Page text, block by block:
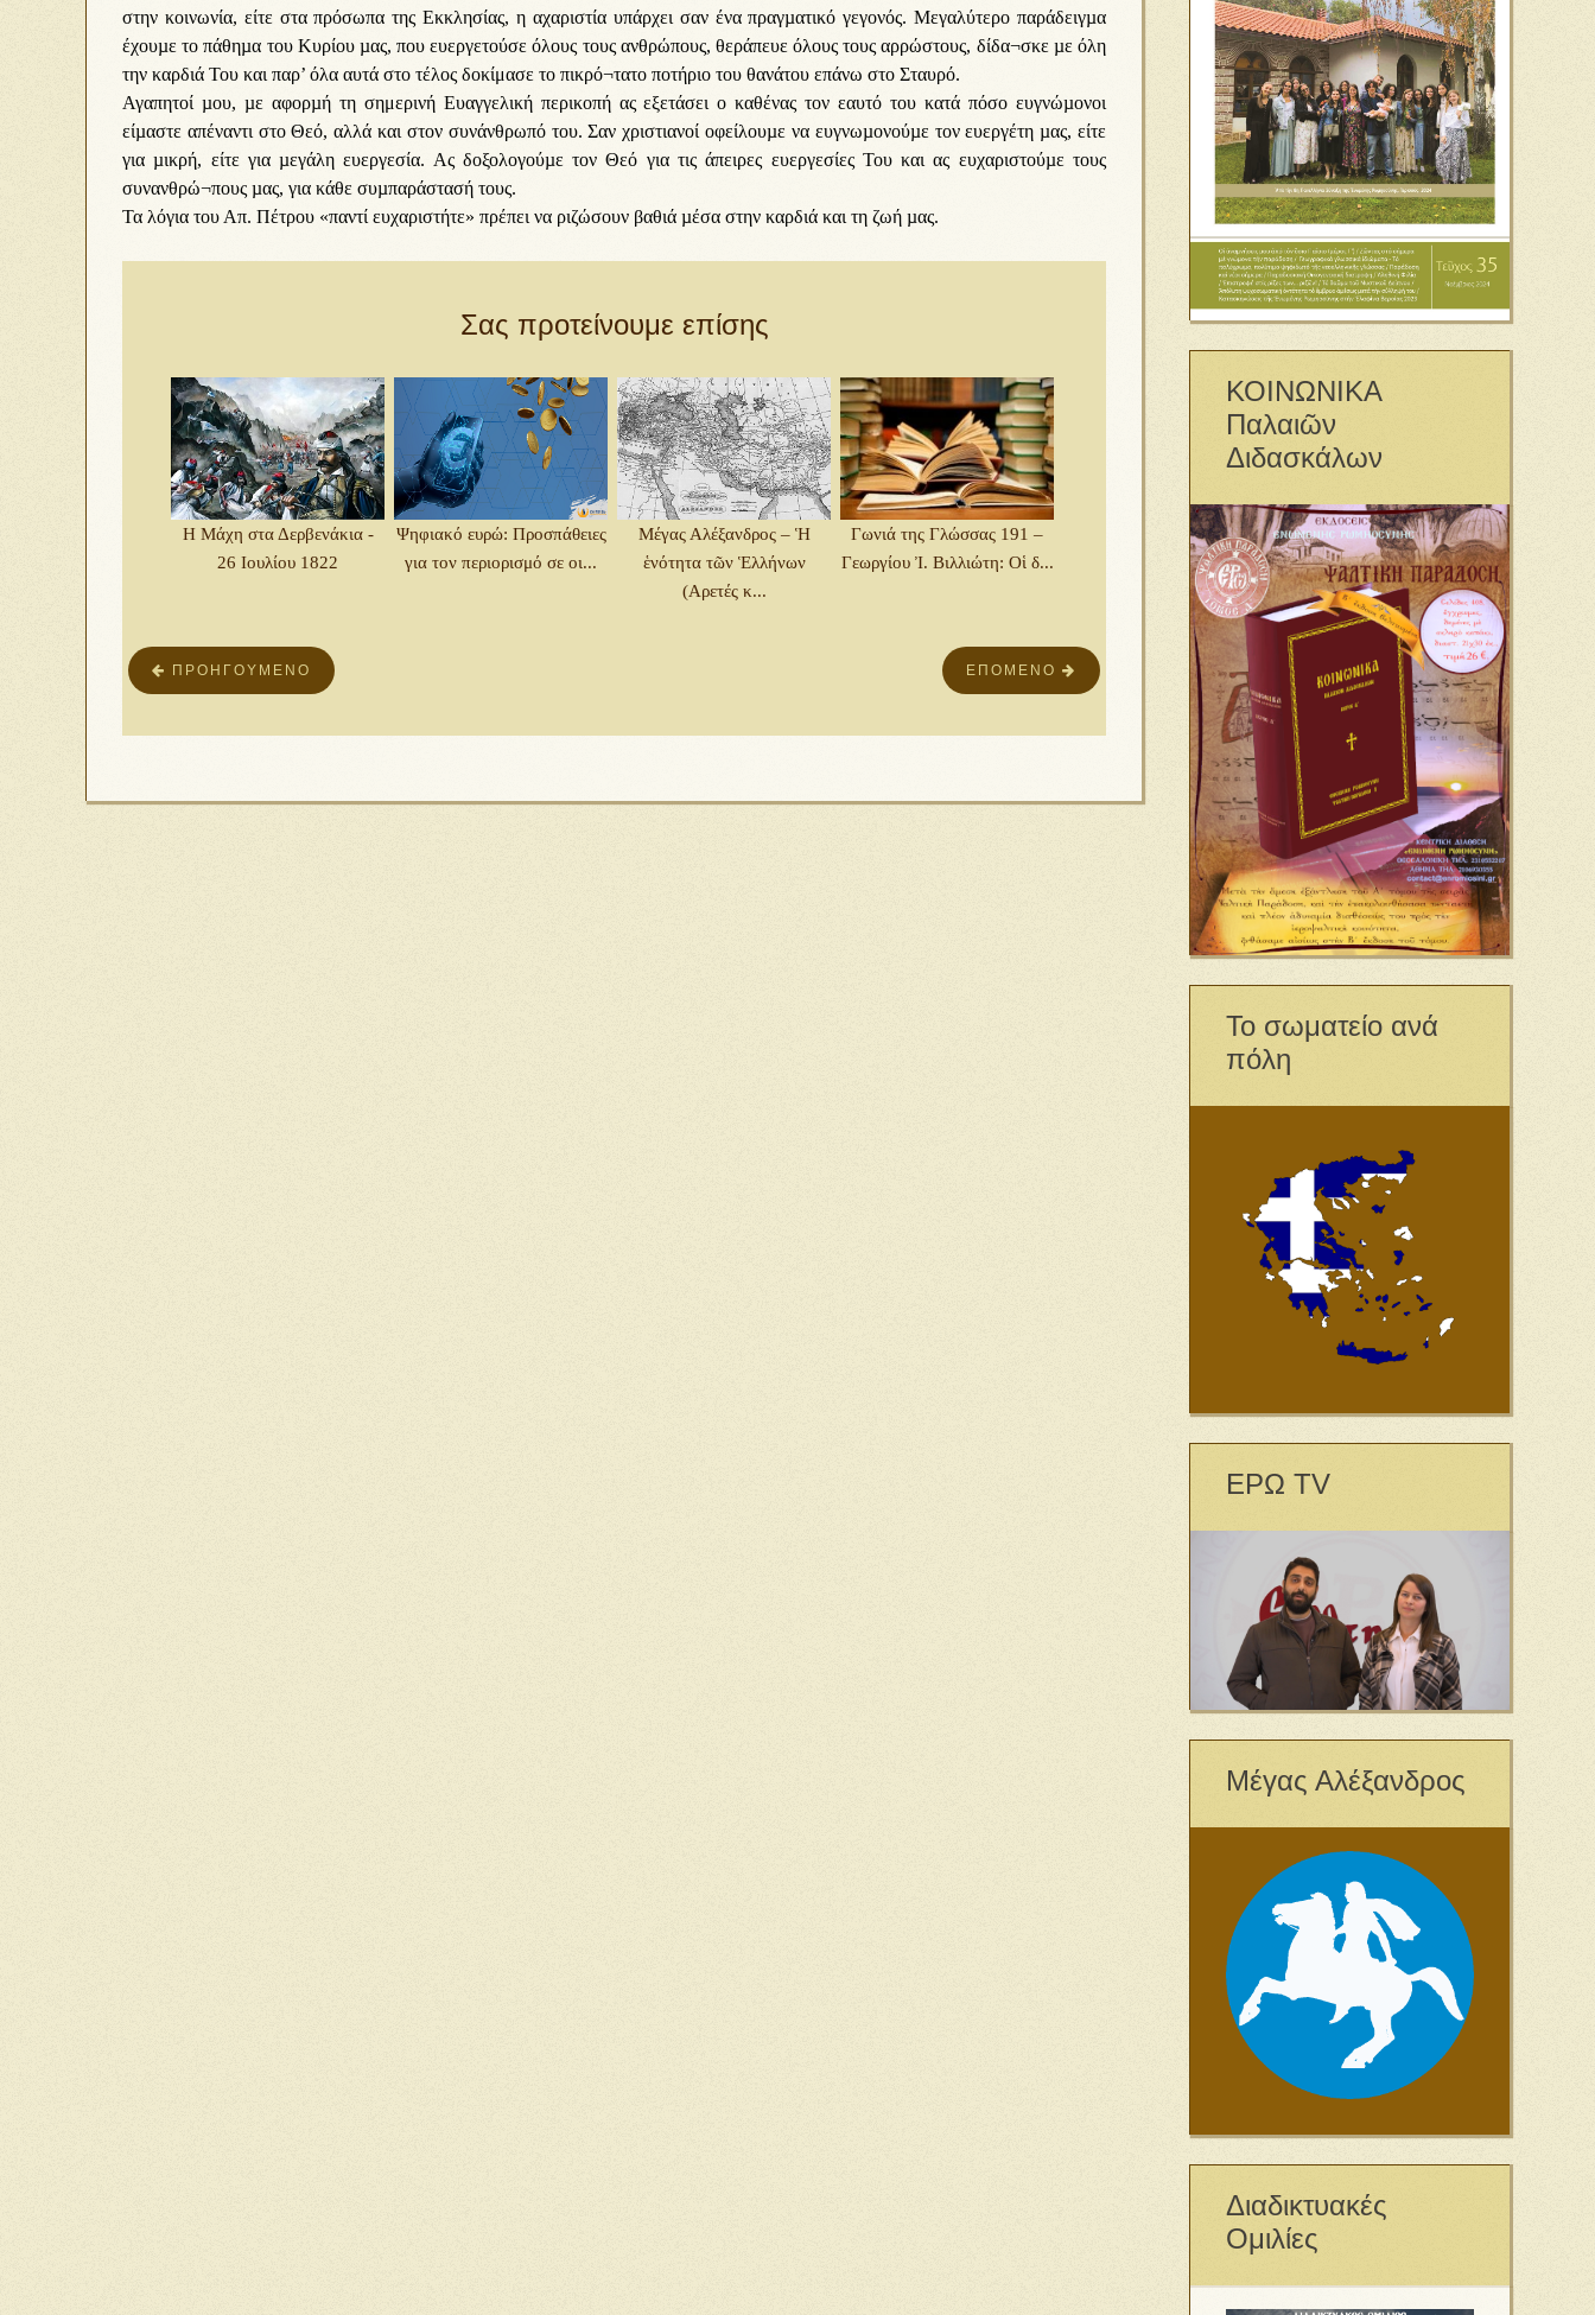
στην κοινωνία, είτε στα πρόσωπα της Εκκλησίας, η αχαριστία υπάρχει σαν ένα πραγµατικό γεγονός. Μεγαλύτερο παράδειγµα
έχουµε το πάθηµα του Κυρίου µας, που ευεργετούσε όλους τους ανθρώπους, θεράπευε όλους τους αρρώστους, δίδα¬σκε µε όλη
την καρδιά Του και παρ’ όλα αυτά στο τέλος δοκίμασε το πικρό¬τατο ποτήριο του θανάτου επάνω στο Σταυρό.
Αγαπητοί µου, µε αφορµή τη σημερινή Ευαγγελική περικοπή ας εξετάσει ο καθένας τον εαυτό του κατά πόσο ευγνώµονοι
είµαστε απέναντι στο Θεό, αλλά και στον συνάνθρωπό του. Σαν χριστιανοί οφείλουµε να ευγνωµονούµε τον ευεργέτη µας, είτε
για µικρή, είτε για µεγάλη ευεργεσία. Ας δοξολογούµε τον Θεό για τις άπειρες ευεργεσίες Του και ας ευχαριστούµε τους
συνανθρώ¬πους µας, για κάθε συµπαράστασή τους.
Τα λόγια του Απ. Πέτρου «παντί ευχαριστήτε» πρέπει να ριζώσουν βαθιά µέσα στην καρδιά και τη ζωή µας.
Σας προτείνουμε επίσης
Η Μάχη στα Δερβενάκια -
26 Ιουλίου 1822
Ψηφιακό ευρώ: Προσπάθειες
για τον περιορισμό σε οι...
Μέγας Αλέξανδρος – Ἡ
ἑνότητα τῶν Ἑλλήνων
(Αρετές κ...
Γωνιά της Γλώσσας 191 –
Γεωργίου Ἰ. Βιλλιώτη: Οἱ δ...
ΕΠΌΜΕΝΟ
ΠΡΟΗΓΟΎΜΕΝΟ
ΚΟΙΝΩΝΙΚΑ
Παλαιῶν
Διδασκάλων
Το σωματείο ανά
πόλη
ΕΡΩ TV
Μέγας Αλέξανδρος
Διαδικτυακές
Ομιλίες